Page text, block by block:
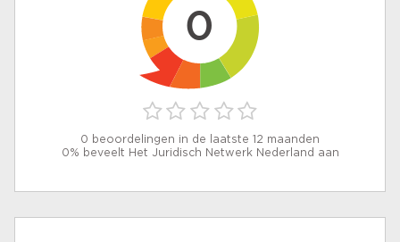
0
0 beoordelingen in de laatste 12 maanden
0% beveelt Het Juridisch Netwerk Nederland aan